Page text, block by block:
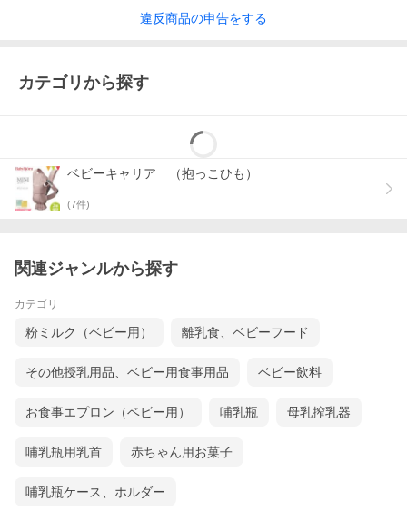
広い脚によってしっかりと置けます。底部分の形状が広くなって
いるため安定性がよく、お子様が強く押しても横に滑るので倒れ
ベビービョルン ベビーカップは、生後８ヶ月以上のお子様にお勧
くびれがあり、しっかりとカップを持つことができます。つかみ
やすいフィット感、ソフトでつかみやすい素材で使い心地バツグ
違反商品の申告をする
カテゴリから探す
ベビーキャリア （抱っこひも）
(7件)
関連ジャンルから探す
カテゴリ
粉ミルク（ベビー用） 離乳食、ベビーフード
その他授乳用品、ベビー用食事用品 ベビー飲料
お食事エプロン（ベビー用） 哺乳瓶 母乳搾乳器
哺乳瓶用乳首 赤ちゃん用お菓子
哺乳瓶ケース、ホルダー